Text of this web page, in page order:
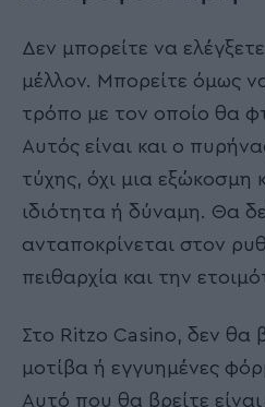
Δεν μπορείτε να
μέλλον. Μπορείτε όμως
τρόπο με τον οποίο θα
Αυτός είναι και ο
τύχης, όχι μια εξώκοσμη
ιδιότητα ή δύναμη. Θα
ανταποκρίνεται στον
πειθαρχία και την
Στο Ritzo Casino, δεν θα
μοτίβα ή εγγυημένες
Αυτό που θα βρείτε